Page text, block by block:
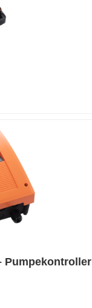
Pumpekontroller